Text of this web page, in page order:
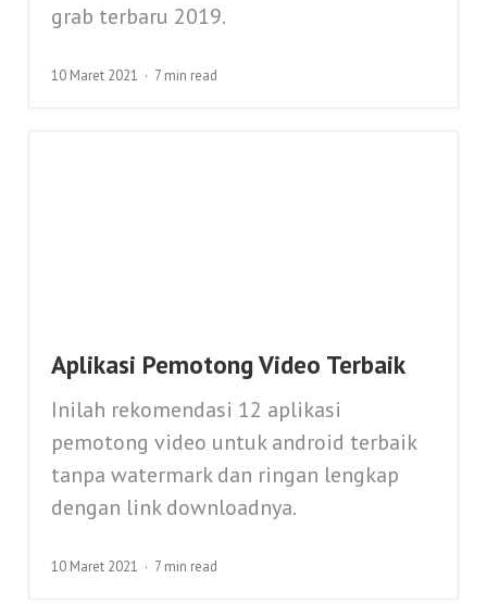
grab terbaru 2019.
10 Maret 2021 7 min read
Aplikasi Pemotong Video Terbaik
Inilah rekomendasi 12 aplikasi
pemotong video untuk android terbaik
tanpa watermark dan ringan lengkap
dengan link downloadnya.
10 Maret 2021 7 min read